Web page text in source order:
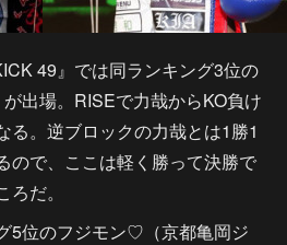
49』では同ランキング3位の
出場。RISEで力哉からKO負け
る。逆ブロックの力哉とは1勝1
ので、ここは軽く勝って決勝で
だ。
5位のフジモン♡（京都亀岡ジ